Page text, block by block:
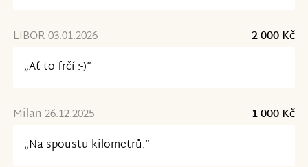
LIBOR 03.01.2026
2 000 Kč
„Ať to frčí :-)“
Milan 26.12.2025
1 000 Kč
„Na spoustu kilometrů.“